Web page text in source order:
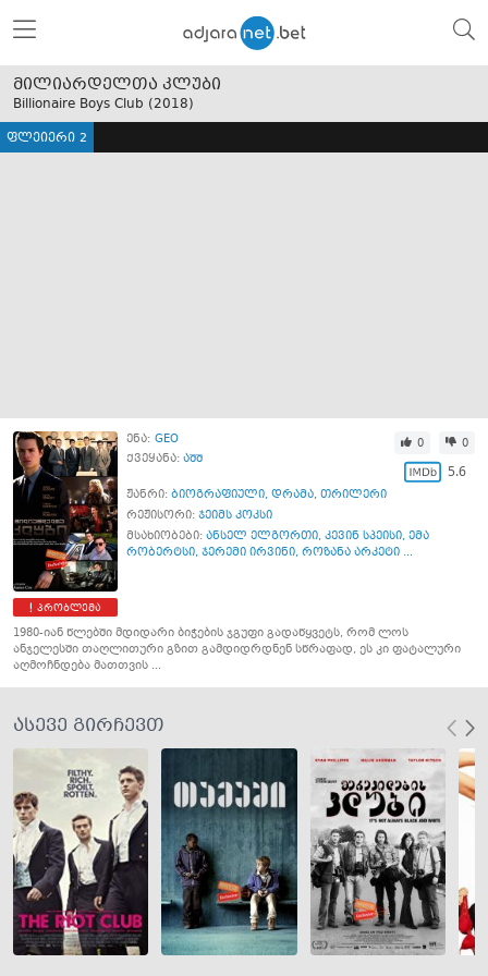
მილიარდელთა კლუბი
Billionaire Boys Club (2018)
ფლეიერი 2
პრობლემა
ენა: GEO
ქვეყანა: აშშ
0 0
5.6
ჟანრი: ბიოგრაფიული, დრამა, თრილერი
რეჟისორი: ჯეიმს კოკსი
მსახიობები: ანსელ ელგორთი, კევინ სპეისი, ემა
რობერტსი, ჯერემი ირვინი, როზანა არკეტი ...
1980-იან წლებში მდიდარი ბიჭების ჯგუფი გადაწყვეტს, რომ ლოს
ანჯელესში თაღლითური გზით გამდიდრდნენ სწრაფად, ეს კი ფატალური
აღმოჩნდება მათთვის ...
ასევე გირჩევთ